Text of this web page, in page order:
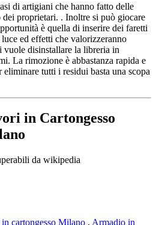
di artigiani che hanno fatto delle
proprietari. . Inoltre si può giocare
è quella di inserire dei faretti
ed effetti che valorizzeranno
disinstallare la libreria in
La rimozione è abbastanza rapida e
tutti i residui basta una scopa
in Cartongesso
da wikipedia
cartongesso Milano , Armadio in